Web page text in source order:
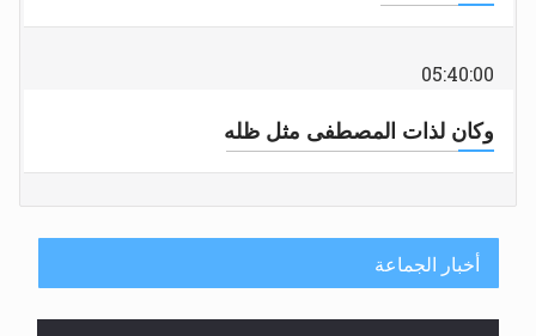
05:40:00
وكان لذات المصطفى مثل ظله
أخبار الجماعة